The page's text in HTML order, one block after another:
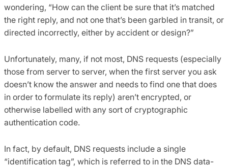
wondering, “How can the client be sure that it’s matched
the right reply, and not one that’s been garbled in transit, or
directed incorrectly, either by accident or design?”
Unfortunately, many, if not most, DNS requests (especially
those from server to server, when the first server you ask
doesn’t know the answer and needs to find one that does
in order to formulate its reply) aren’t encrypted, or
otherwise labelled with any sort of cryptographic
authentication code.
In fact, by default, DNS requests include a single
“identification tag”, which is referred to in the DNS data-